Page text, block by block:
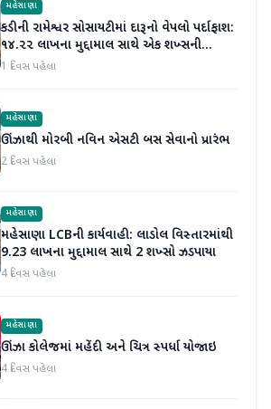
મહેસાણા
કડીની રામેશ્વર સોસાયટીમાં દારૂનો વેપલો પર્દાફાશ:
૧૪.૨૨ લાખના મુદ્દામાલ સાથે એક શખ્સની
ધરપકડ
1 દિવસ પહેલા
મહેસાણા
ઊંઝાથી મોરબી નવિન એસટી બસ સેવાનો પ્રારંભ
2 દિવસ પહેલા
મહેસાણા
મહેસાણા LCBની કાર્યવાહી: લાડોલ વિસ્તારમાંથી
9.23 લાખના મુદ્દામાલ સાથે 2 શખ્સો ઝડપાયા
4 દિવસ પહેલા
મહેસાણા
ઊંઝા કોલેજમાં મહેંદી અને ચિત્ર સ્પર્ધા યોજાઇ
4 દિવસ પહેલા